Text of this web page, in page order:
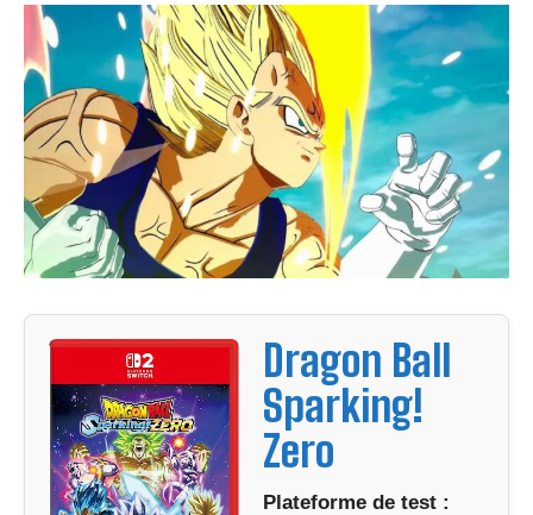
Dragon Ball
Sparking!
Zero
Plateforme de test :